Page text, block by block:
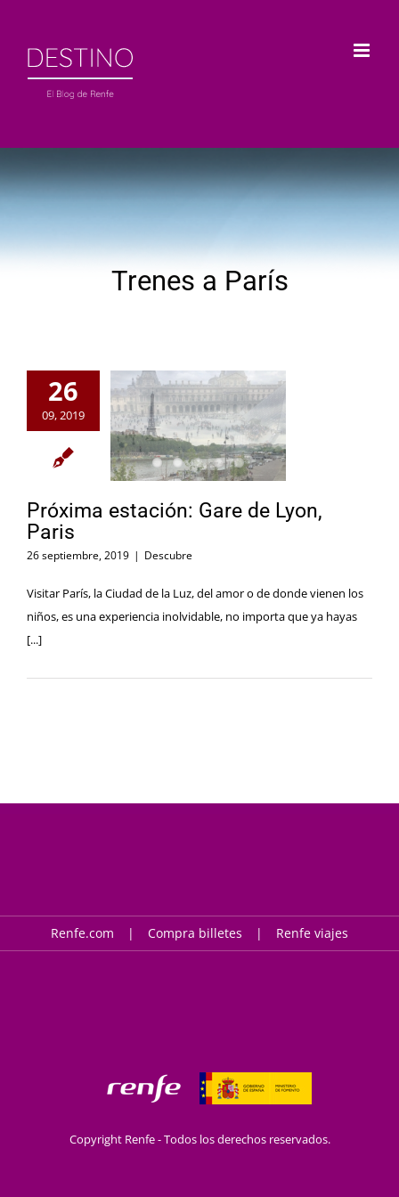
contenido
Trenes a París
26
09, 2019
Próxima estación: Gare de Lyon,
Paris
26 septiembre, 2019 | Descubre
Visitar París, la Ciudad de la Luz, del amor o de donde vienen los
niños, es una experiencia inolvidable, no importa que ya hayas
[...]
Renfe.com Compra billetes Renfe viajes
Copyright Renfe - Todos los derechos reservados.